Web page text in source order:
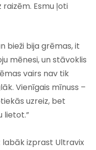
Esmu ļoti
bieži bija grēmas, it
mēnesi, un stāvoklis
vairs nav tik
Vienīgais mīnuss –
uzreiz, bet
lietot.”
izprast Ultravix